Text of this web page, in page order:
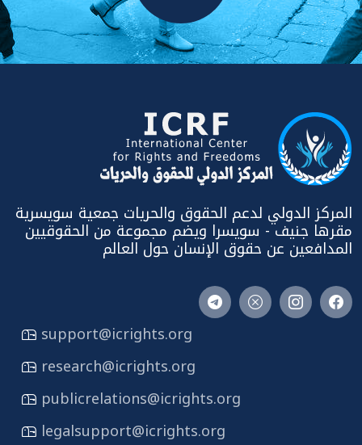
المركز الدولي لدعم الحقوق والحريات جمعية سويسرية
مقرها جنيف - سويسرا ويضم مجموعة من الحقوقيين
المدافعين عن حقوق الإنسان حول العالم
support@icrights.org
research@icrights.org
publicrelations@icrights.org
legalsupport@icrights.org